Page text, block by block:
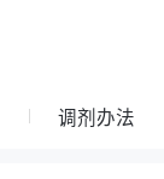
调剂办法